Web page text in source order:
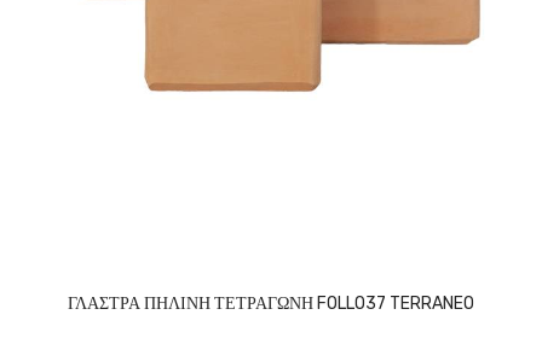
ΓΛΑΣΤΡΑ ΠΗΛΙΝΗ ΤΕΤΡΑΓΩΝΗ FOLLO37 TERRANEO